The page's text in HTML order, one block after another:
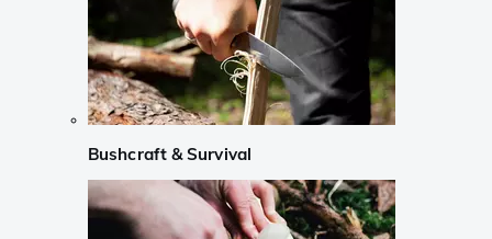
Bushcraft & Survival